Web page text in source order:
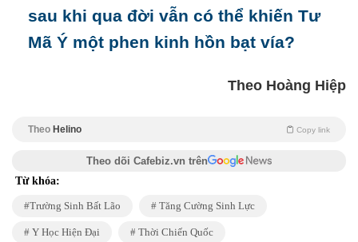
sau khi qua đời vẫn có thể khiến Tư
Mã Ý một phen kinh hồn bạt vía?
Theo Hoàng Hiệp
Theo Helino Copy link
Theo dõi Cafebiz.vn trên
Từ khóa:
Trường Sinh Bất Lão Tăng Cường Sinh Lực
Y Học Hiện Đại Thời Chiến Quốc